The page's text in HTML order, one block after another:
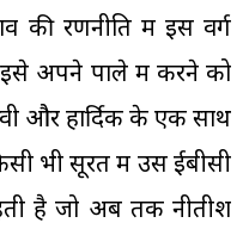
की रणनीति में इस वर्ग
अपने पाले में करने को
और हार्दिक के एक साथ
भी सूरत में उस ईबीसी
है जो अब तक नीतीश